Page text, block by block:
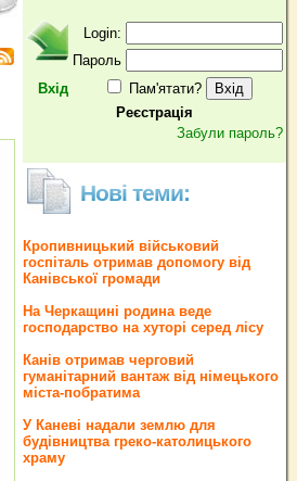
Вхід
Login:
Пароль
Пам'ятати?
Реєстрація
Забули пароль?
Нові теми:
Кропивницький військовий
госпіталь отримав допомогу від
Канівської громади
На Черкащині родина веде
господарство на хуторі серед лісу
Канів отримав черговий
гуманітарний вантаж від німецького
міста-побратима
У Каневі надали землю для
будівництва греко‐католицького
храму